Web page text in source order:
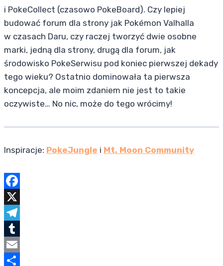
i PokeCollect (czasowo PokeBoard). Czy lepiej
budować forum dla strony jak Pokémon Valhalla
w czasach Daru, czy raczej tworzyć dwie osobne
marki, jedną dla strony, drugą dla forum, jak
środowisko PokeSerwisu pod koniec pierwszej dekady
tego wieku? Ostatnio dominowała ta pierwsza
koncepcja, ale moim zdaniem nie jest to takie
oczywiste… No nic, może do tego wrócimy!
Inspiracje: PokeJungle i Mt. Moon Community
F
a
e
b
X
T
e
T
uE